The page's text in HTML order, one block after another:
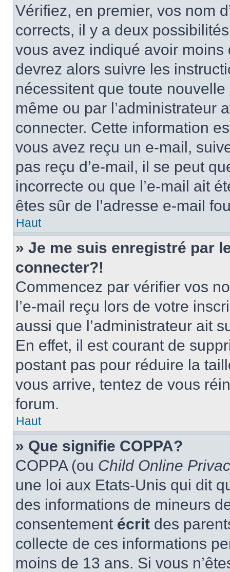
Vérifiez, en premier, vos nom
corrects, il y a deux
vous avez indiqué avoir moins
devrez alors suivre les
nécessitent que toute
même ou par l’administrateur
connecter. Cette information
vous avez reçu un e-mail,
pas reçu d’e-mail, il se peut
incorrecte ou que l’e-mail ait
êtes sûr de l’adresse e-mail
Haut
» Je me suis enregistré par
connecter?!
Commencez par vérifier vos
l’e-mail reçu lors de votre
aussi que l’administrateur ait
En effet, il est courant de
postant pas pour réduire la
vous arrive, tentez de vous
forum.
Haut
» Que signifie COPPA?
COPPA (ou Child Online
une loi aux Etats-Unis qui dit
des informations de mineurs
consentement écrit des
collecte de ces informations
moins de 13 ans. Si vous